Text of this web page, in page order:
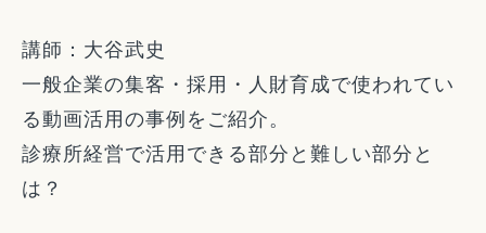
講師：大谷武史
一般企業の集客・採用・人財育成で使われてい
る動画活用の事例をご紹介。
診療所経営で活用できる部分と難しい部分と
は？